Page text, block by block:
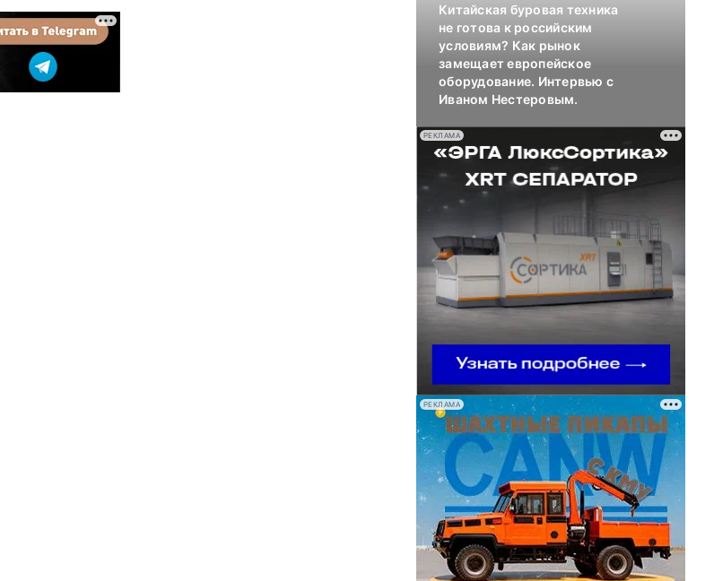
Китайская буровая техника
не готова к российским
условиям? Как рынок
замещает европейское
оборудование. Интервью с
Иваном Нестеровым.
РЕКЛАМА
РЕКЛАМА